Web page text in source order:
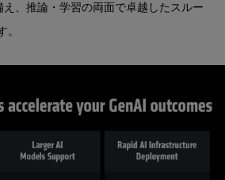
え、推論・学習の両面で卓越したスルー
。